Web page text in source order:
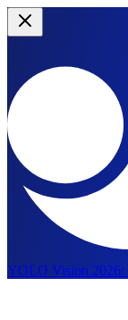
YOLO Vision 2026: